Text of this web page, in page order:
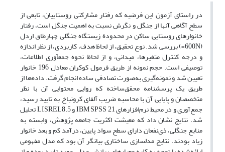
در راستای آزمون این فرضیه که رفتار مشارکتی روستاییان، تابعی از
سطح آگاهی آنها از جنگل و نگرش نسبت به اهمیت جنگل است، رفتار
خانوارهای روستایی ساکن در محدودة زیستگاه جنگلی چهارطاق اردل
(600N=) بررسی شد. نوع تحقیق، از لحاظ هدف، کاربردی، از نظر اندازه
و درجه کنترل متغیرها، میدانی، و از لحاظ نحوه جمع‏آوری اطلاعات،
توصیفی است. حجم نمونه از طریق فرمول کوکران معادل 196 خانوار
تعیین شد و نمونه‌گیری به‌صورت تصادفی ساده انجام گرفت. داده‌ها از
طریق یک پرسشنامه محقق‌ساخته که روایی محتوایی آن با نظر
متخصصان و پایایی آن با محاسبه ضریب آلفای کرونباخ به تایید رسید،
جمع‌آوری و در محیط نرم‌افزارهای IBM SPSS 21 و LISREL8.5 تحلیل
شد. نتایج نشان داد که معیشت اکثریت جامعه پژوهش، وابسته به
منابع جنگلی، ذی‌نفعان دارای سطح سواد پایین، درآمد کم و بعد خانوار
زیاد بودند. نتایج مدلسازی ساختاری بیانگر آن بود که مدل مفهومی